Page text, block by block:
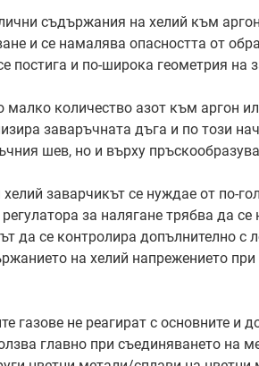
съдържания на хелий към
и се намалява опасността от
постига и по-широка геометрия на
количество азот към аргон
заваръчната дъга и по този
шев, но и върху
заварчикът се нуждае от по-
за налягане трябва да
да се контролира допълнително с
на хелий напрежението
газове не реагират с основните и
главно при съединяването на